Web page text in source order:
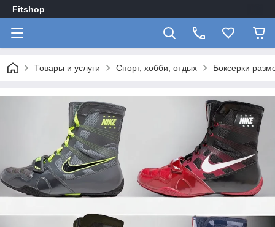
Fitshop
Товары и услуги Спорт, хобби, отдых Боксерки